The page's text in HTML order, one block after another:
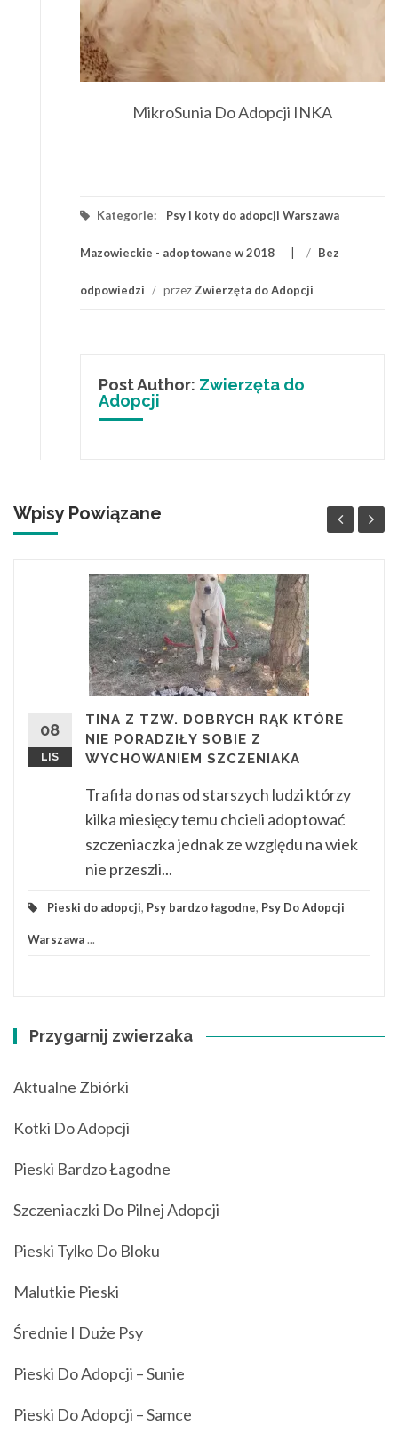
MikroSunia Do Adopcji INKA
Kategorie: Psy i koty do adopcji Warszawa
Mazowieckie - adoptowane w 2018 / Bez
odpowiedzi / przezZwierzęta do Adopcji
Post Author: Zwierzęta do
Adopcji
Wpisy Powiązane
08
LIS
TINA Z TZW. DOBRYCH RĄK KTÓRE
NIE PORADZIŁY SOBIE Z
WYCHOWANIEM SZCZENIAKA
Trafiła do nas od starszych ludzi którzy
kilka miesięcy temu chcieli adoptować
szczeniaczka jednak ze względu na wiek
nie przeszli...
Pieski do adopcji, Psy bardzo łagodne, Psy Do Adopcji
Warszawa...
Przygarnij zwierzaka
Aktualne Zbiórki
Kotki Do Adopcji
Pieski Bardzo Łagodne
Szczeniaczki Do Pilnej Adopcji
Pieski Tylko Do Bloku
Malutkie Pieski
Średnie I Duże Psy
Pieski Do Adopcji – Sunie
Pieski Do Adopcji – Samce